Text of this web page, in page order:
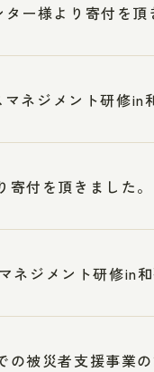
ー様より寄付を頂
ネジメント研修in
付を頂きました。
ジメント研修in
の被災者支援事業